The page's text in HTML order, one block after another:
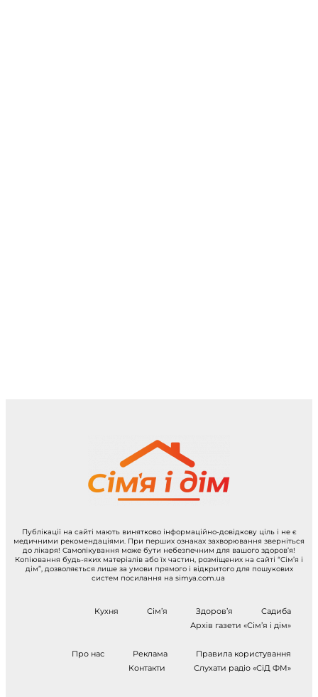
Публікації на сайті мають винятково інформаційно-довідкову ціль і не є
медичними рекомендаціями. При перших ознаках захворювання зверніться
до лікаря! Самолікування може бути небезпечним для вашого здоров’я!
Копіювання будь-яких матеріалів або їх частин, розміщених на сайті “Сім’я і
дім”, дозволяється лише за умови прямого і відкритого для пошукових
систем посилання на simya.com.ua
Кухня Сім’я Здоров’я
Садиба
Архів газети «Сім’я і дім»
Про нас Реклама
Правила користування
Контакти
Слухати радіо «СіД ФМ»